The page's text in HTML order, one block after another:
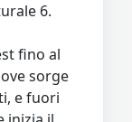
6.
fino al
sorge
e fuori